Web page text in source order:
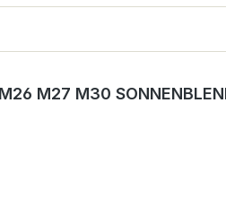
M27 M30